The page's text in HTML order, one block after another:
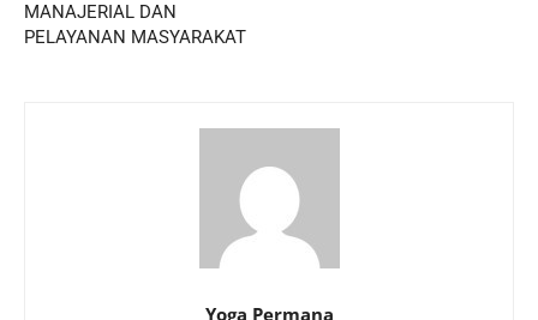
MANAJERIAL DAN
PELAYANAN MASYARAKAT
Yoga Permana